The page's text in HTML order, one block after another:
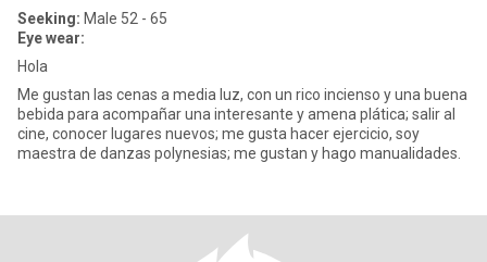
Seeking: Male 52 - 65
Eye wear:
Hola
Me gustan las cenas a media luz, con un rico incienso y una buena
bebida para acompañar una interesante y amena plática; salir al
cine, conocer lugares nuevos; me gusta hacer ejercicio, soy
maestra de danzas polynesias; me gustan y hago manualidades.